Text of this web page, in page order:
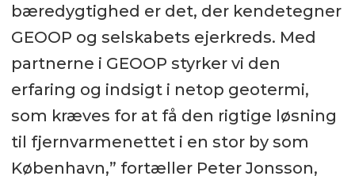
bæredygtighed er det, der kendetegner
GEOOP og selskabets ejerkreds. Med
partnerne i GEOOP styrker vi den
erfaring og indsigt i netop geotermi,
som kræves for at få den rigtige løsning
til fjernvarmenettet i en stor by som
København,” fortæller Peter Jonsson,